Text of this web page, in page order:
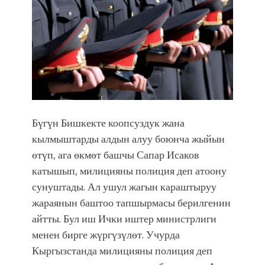
Садыр ЖАПАРОВ: “Айтматовдой
адабият алпы чыгыш үчүн, улуу көч
уланышы үчүн журнал сөзсүз керек!”
“Китепкана түнγ-2026”: Психолог
Мээрим Мураталиева менен
жолугушууга келиңиз! (Дарек. Видео)
Латын арибиндеги “Чабуул”... “Ала-
редакторлору... (Тизме. Видео)
“КАРА КЕМПИР”: ҮМҮТТҮН
ТҮБӨЛҮК СИМВОЛУ
Кыргызстандагы эң ири музыкалуу
фонтанды көрүү үчүн Royal Central
Park'ка 30 миң адам чогулду
Фестиваль Symphony of Water & Light
собрал более 20 тысяч гостей
Жыргалбек КАСАБОЛОТОВ:
“Уңгужол” темадагы тегерек столго
Бүгүн Бишкекте коопсуздук жана
кылмыштарды алдын алуу боюнча жыйын
өтүп, ага өкмөт башчы Сапар Исаков
катышып, милицияны полиция деп атоону
сунуштады. Ал ушул жагын караштыруу
жараянын баштоо тапшырмасы берилгенин
айтты. Бул иш Ички иштер министрлиги
менен бирге жүргүзүлөт. Учурда
Кыргызстанда милицияны полиция деп